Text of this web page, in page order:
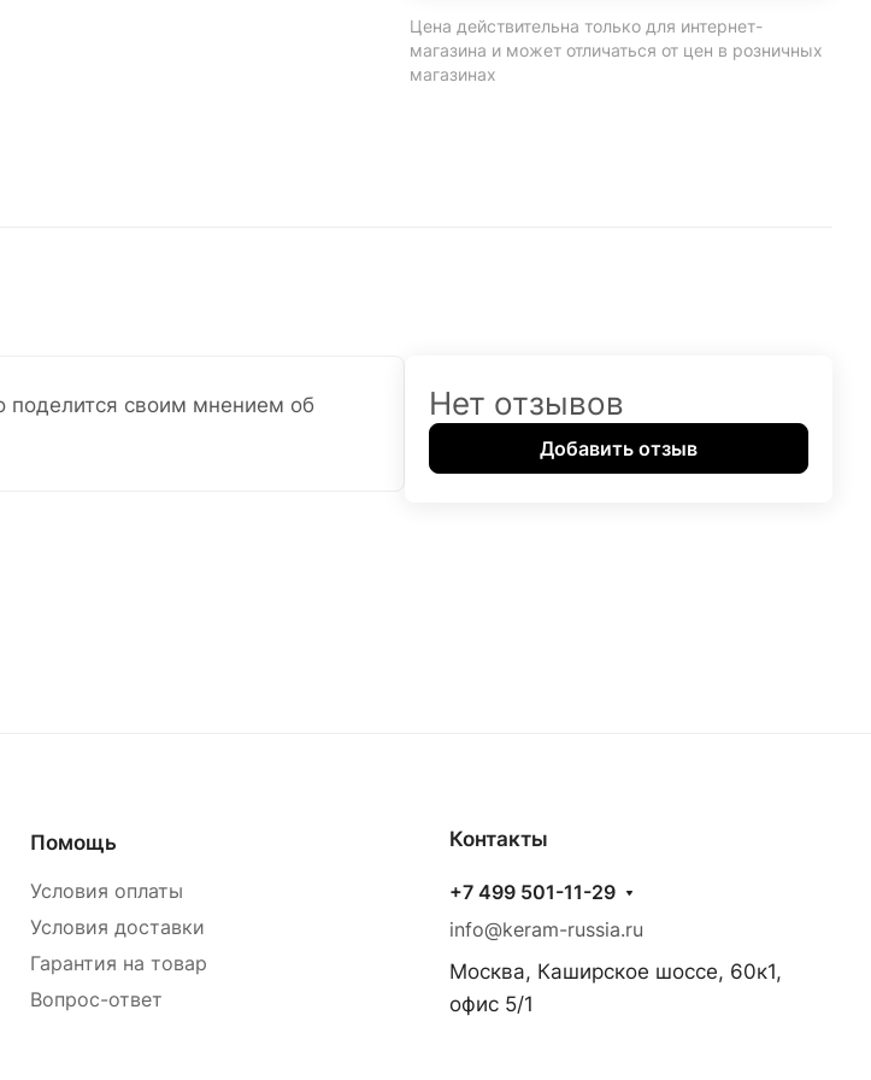
Цена действительна только для интернет-
магазина и может отличаться от цен в розничных
магазинах
поделится своим мнением об
Нет отзывов
Добавить отзыв
Помощь
Условия оплаты
Условия доставки
Гарантия на товар
Вопрос-ответ
Контакты
+7 499 501-11-29
info@keram-russia.ru
Москва, Каширское шоссе, 60к1,
офис 5/1